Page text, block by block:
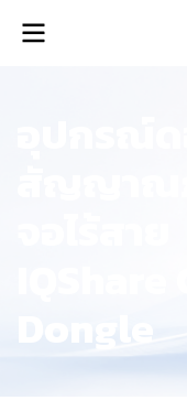
อุปกรณ์
สัญญาณ